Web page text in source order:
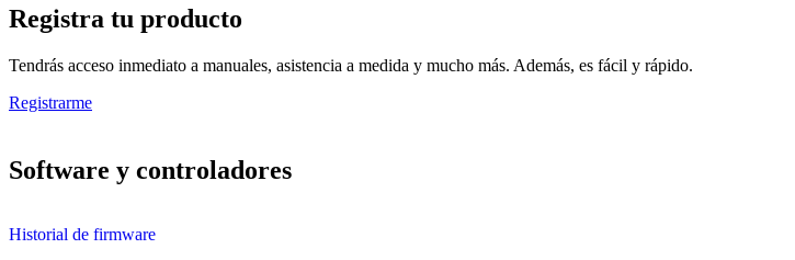
Registra tu producto
Tendrás acceso inmediato a manuales, asistencia a medida y mucho más. Además, es fácil y rápido.
Registrarme
Software y controladores
Historial de firmware